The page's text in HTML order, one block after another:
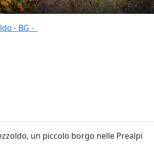
- BG -
un piccolo borgo nelle Prealpi